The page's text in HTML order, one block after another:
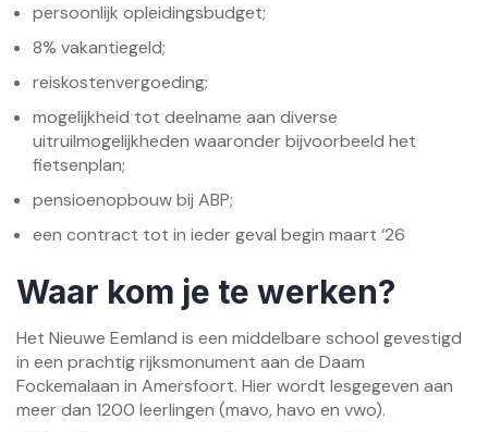
persoonlijk opleidingsbudget;
8% vakantiegeld;
reiskostenvergoeding;
mogelijkheid tot deelname aan diverse
uitruilmogelijkheden waaronder bijvoorbeeld het
fietsenplan;
pensioenopbouw bij ABP;
een contract tot in ieder geval begin maart ‘26
Waar kom je te werken?
Het Nieuwe Eemland is een middelbare school gevestigd
in een prachtig rijksmonument aan de Daam
Fockemalaan in Amersfoort. Hier wordt lesgegeven aan
meer dan 1200 leerlingen (mavo, havo en vwo).